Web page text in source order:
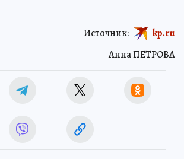
Анна ПЕТРОВА
Источник: kp.ru